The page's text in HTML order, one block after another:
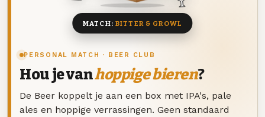
PERSONAL MATCH · BEER CLUB
Hou je vanhoppige bieren?
De Beer koppelt je aan een box met IPA's, pale
ales en hoppige verrassingen. Geen standaard
MATCH: BITTER & GROWL